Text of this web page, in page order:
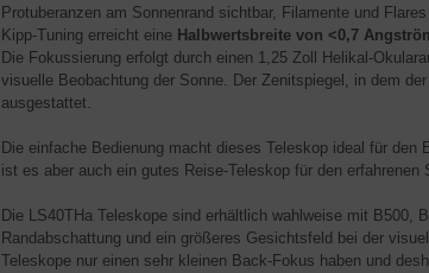
Protuberanzen am Sonnenrand sichtbar, Filamente und
Kipp-Tuning erreicht eine Halbwertsbreite von <0,7
Die Fokussierung erfolgt durch einen 1,25 Zoll Helikal-
visuelle Beobachtung der Sonne. Der Zenitspiegel, in dem
ausgestattet.
Die einfache Bedienung macht dieses Teleskop ideal für
ist es aber auch ein gutes Reise-Teleskop für den erfahrenen
Die LS40THa Teleskope sind erhältlich wahlweise mit B500,
Randabschattung und ein größeres Gesichtsfeld bei der
Teleskope nur einen sehr kleinen Back-Fokus haben und